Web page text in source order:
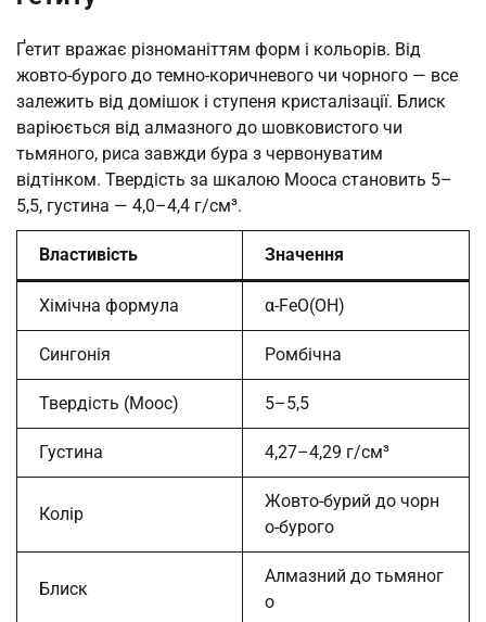
Ґетит вражає різноманіттям форм і кольорів. Від
жовто-бурого до темно-коричневого чи чорного — все
залежить від домішок і ступеня кристалізації. Блиск
варіюється від алмазного до шовковистого чи
тьмяного, риса завжди бура з червонуватим
відтінком. Твердість за шкалою Мооса становить 5–
5,5, густина — 4,0–4,4 г/см³.
Властивість Значення
Хімічна формула α-FeO(OH)
Сингонія Ромбічна
Твердість (Моос) 5–5,5
Густина 4,27–4,29 г/см³
Колір
Жовто-бурий до чорн
о-бурого
Блиск
Алмазний до тьмяног
о